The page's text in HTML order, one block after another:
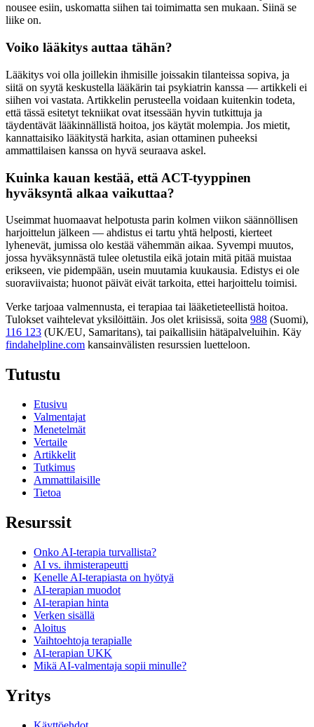
nousee esiin, uskomatta siihen tai toimimatta sen mukaan. Siinä se
liike on.
Voiko lääkitys auttaa tähän?
Lääkitys voi olla joillekin ihmisille joissakin tilanteissa sopiva, ja
siitä on syytä keskustella lääkärin tai psykiatrin kanssa — artikkeli ei
siihen voi vastata. Artikkelin perusteella voidaan kuitenkin todeta,
että tässä esitetyt tekniikat ovat itsessään hyvin tutkittuja ja
täydentävät lääkinnällistä hoitoa, jos käytät molempia. Jos mietit,
kannattaisiko lääkitystä harkita, asian ottaminen puheeksi
ammattilaisen kanssa on hyvä seuraava askel.
Kuinka kauan kestää, että ACT-tyyppinen
hyväksyntä alkaa vaikuttaa?
Useimmat huomaavat helpotusta parin kolmen viikon säännöllisen
harjoittelun jälkeen — ahdistus ei tartu yhtä helposti, kierteet
lyhenevät, jumissa olo kestää vähemmän aikaa. Syvempi muutos,
jossa hyväksynnästä tulee oletustila eikä jotain mitä pitää muistaa
erikseen, vie pidempään, usein muutamia kuukausia. Edistys ei ole
suoraviivaista; huonot päivät eivät tarkoita, ettei harjoittelu toimisi.
Verke tarjoaa valmennusta, ei terapiaa tai lääketieteellistä hoitoa.
Tulokset vaihtelevat yksilöittäin. Jos olet kriisissä, soita 988 (Suomi),
116 123 (UK/EU, Samaritans), tai paikallisiin hätäpalveluihin. Käy
findahelpline.com kansainvälisten resurssien luetteloon.
Tutustu
Etusivu
Valmentajat
Menetelmät
Vertaile
Artikkelit
Tutkimus
Ammattilaisille
Tietoa
Resurssit
Onko AI-terapia turvallista?
AI vs. ihmisterapeutti
Kenelle AI-terapiasta on hyötyä
AI-terapian muodot
AI-terapian hinta
Verken sisällä
Aloitus
Vaihtoehtoja terapialle
AI-terapian UKK
Mikä AI-valmentaja sopii minulle?
Yritys